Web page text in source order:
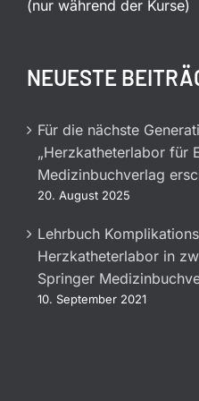
(nur während der Kurse)
NEUESTE
Für die nächste
„Herzkatheterlabor für
Medizinbuchverlag
20. August 2025
Lehrbuch
Herzkatheterlabor in
Springer
10. September 2021